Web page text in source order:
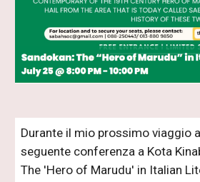
Durante il mio prossimo viaggio
seguente conferenza a Kota
The 'Hero of Marudu' in Italian